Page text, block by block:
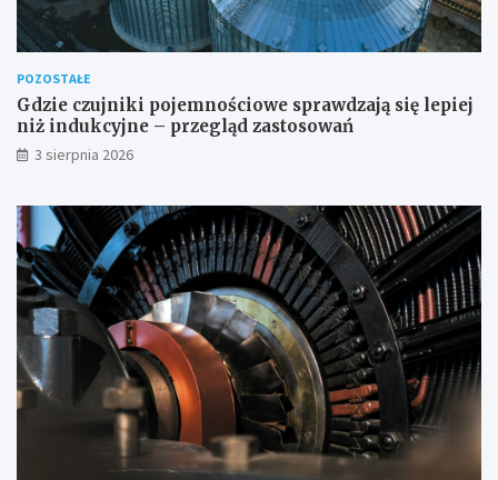
POZOSTAŁE
Gdzie czujniki pojemnościowe sprawdzają się lepiej
niż indukcyjne – przegląd zastosowań
3 sierpnia 2026